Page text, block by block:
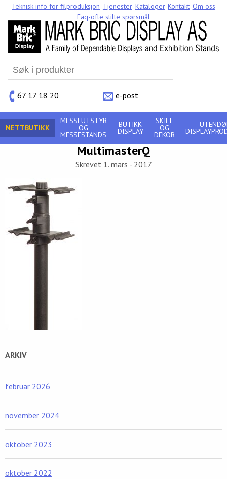
Search
for:
67 17 18 20
e-post
Teknisk info for filproduksjon Tjenester Kataloger Kontakt Om oss
Faq-ofte stilte spørsmål
NETTBUTIKK
MESSEUTSTYR
OG
MESSESTANDS
BUTIKK
DISPLAY
SKILT
OG
DEKOR
MultimasterQ
Skrevet 1. mars - 2017
ARKIV
februar 2026
november 2024
oktober 2023
oktober 2022